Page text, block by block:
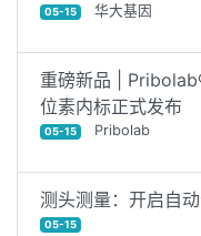
05-15 华大基因
重磅新品 |
位素内标正式发布
05-15 Pribolab
测头测量：开启自
05-15